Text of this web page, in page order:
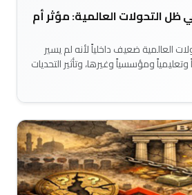
ظل التحولات العالمية: مؤثر أم
العالمية ضعيف داخلياً لأنه لم يسير
وتعليمياً ومؤسسياً وغيرها، وتأثير التحديات
يعني انه سيكون متأثراً لا مؤثر، غير انه
المستوى الاقليمي بشكل ما إذا ما عمل
وذلك لامتلاك لموقعه الجغرافي
اضافة لحجم سكانه..